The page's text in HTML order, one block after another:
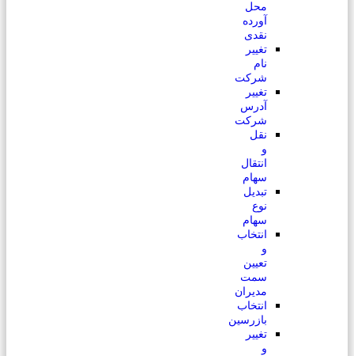
محل
آورده
نقدی
تغییر
نام
شرکت
تغییر
آدرس
شرکت
نقل
و
انتقال
سهام
تبدیل
نوع
سهام
انتخاب
و
تعیین
سمت
مدیران
انتخاب
بازرسین
تغییر
و